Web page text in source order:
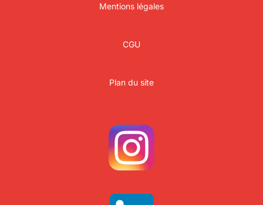
Mentions légales
CGU
Plan du site